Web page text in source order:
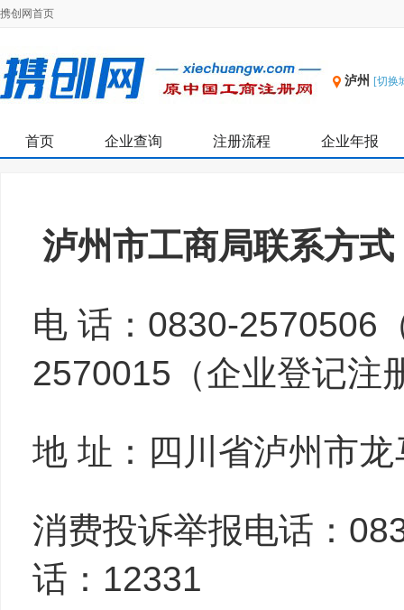
携创网首页
泸州 [切换
首页 企业查询 注册流程 企业年报
泸州市工商局联系方式
电 话： 0830-2570506
2570015（企业登记注
地 址：四川省泸州市
消费投诉举报电话：
话：12331